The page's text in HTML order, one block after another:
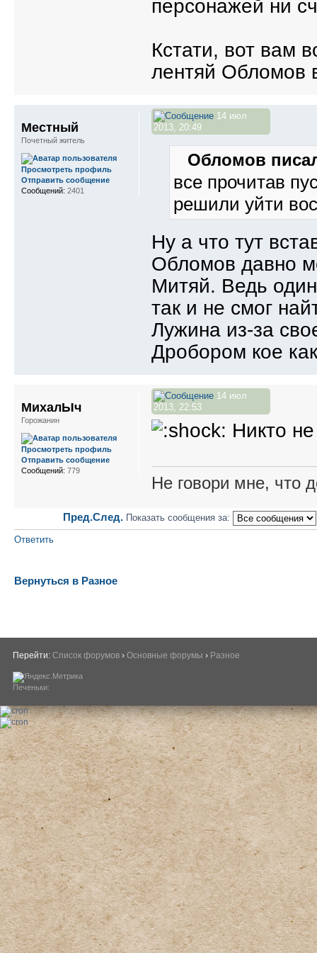
персонажей ни
Кстати, вот вам
лентяй Обломов
14 июл
2013, 20:49
Обломов
все прочитав
решили уйти
Ну а что тут
Обломов давно
Митяй. Ведь
так и не смог
Лужина из-за
Дробором кое
Местный
Почетный житель
Просмотреть профиль
Отправить сообщение
Сообщений: 2401
14 июл
2013, 22:53
Никто
Не говори мне, что
МихалЫч
Горожанин
Просмотреть профиль
Отправить сообщение
Сообщений: 779
Пред.След. Показать сообщения за:
Ответить
Вернуться в Разное
Перейти: Список форумов › Основные форумы › Разное
Печеньки: